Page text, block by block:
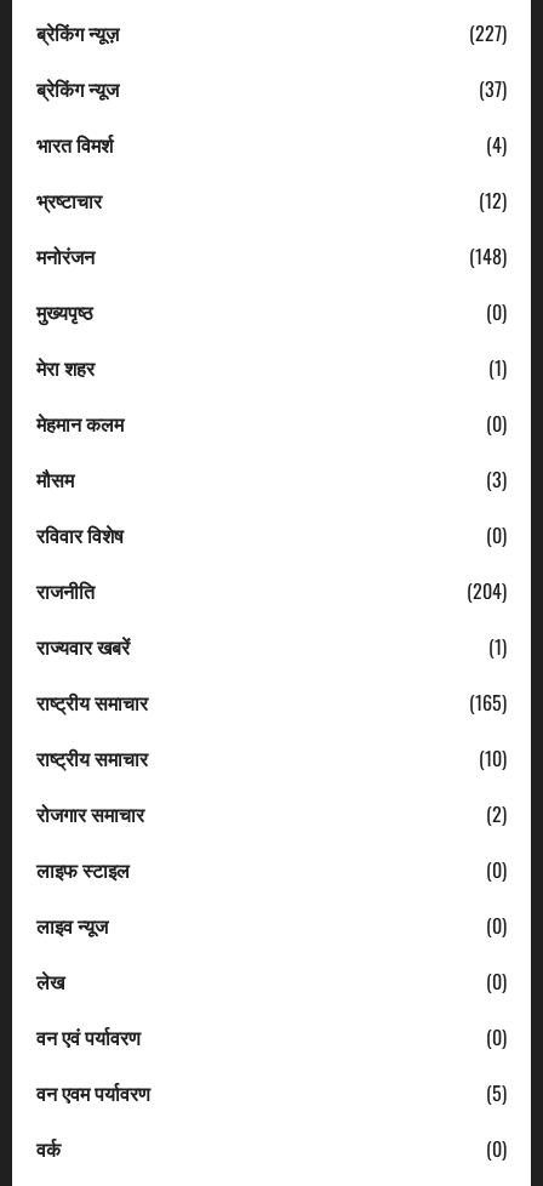
ब्रेकिंग न्यूज़
(227)
ब्रेकिंग न्यूज
(37)
भारत विमर्श
(4)
भ्रष्टाचार
(12)
मनोरंजन
(148)
मुख्यपृष्ठ
(0)
मेरा शहर
(1)
मेहमान कलम
(0)
मौसम
(3)
रविवार विशेष
(0)
राजनीति
(204)
राज्यवार खबरें
(1)
राष्ट्रीय समाचार
(165)
राष्ट्रीय समाचार
(10)
रोजगार समाचार
(2)
लाइफ स्टाइल
(0)
लाइव न्यूज
(0)
लेख
(0)
वन एवं पर्यावरण
(0)
वन एवम पर्यावरण
(5)
वर्क
(0)